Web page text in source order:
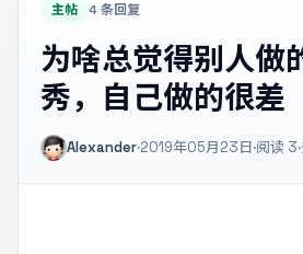
主帖 4 条回复
为啥总觉得别人做
秀，自己做的很差
Alexander·2019年05月23日·阅读 3·